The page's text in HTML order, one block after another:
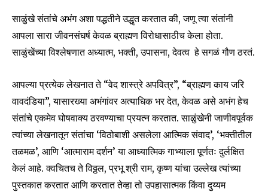
To subscribe, simply enter your email address on our website
or click the subscribe button below. Don't worry, we respect
your privacy and won't spam your inbox. Your information is
safe with us.
SUBSCRIBE
I've read and accept the Privacy Policy
साळुंखे संतांचे अभंग अशा पद्धतीने उद्धृत करतात की, जणू त्या संतांनी
आपला सारा जीवनसंघर्ष केवळ ब्राह्मण विरोधासाठीच केला होता.
साळुंखेंच्या विश्लेषणात अध्यात्म, भक्ती, उपासना, देवत्व हे सगळं गौण ठरतं.
आपल्या प्रत्येक लेखनात ते “वेद शास्त्रे अपवित्र”, “ब्राह्मण काय जरि
वावदंडिया”, यासारख्या अभंगांवर अत्याधिक भर देत, केवळ असे अभंग हेच
संतांचे एकमेव घोषवाक्य ठरवण्याचा प्रयत्न करतात. साळुंखेनी जाणीवपूर्वक
त्यांच्या लेखनातून संतांचा ‘विठोबाशी असलेला आत्मिक संवाद’, ‘भक्तीतील
तळमळ’, आणि ‘आत्माराम दर्शन’ या आध्यात्मिक गाभ्याला पूर्णतः दुर्लक्षित
केलं आहे. क्वचितच ते विठ्ठल, प्रभू श्री राम, कृष्ण यांचा उल्लेख त्यांच्या
पुस्तकात करतात आणि करतात तेव्हा तो उपहासात्मक किंवा दुय्यम